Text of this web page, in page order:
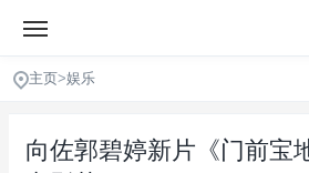
主页>娱乐
向佐郭碧婷新片《门前宝